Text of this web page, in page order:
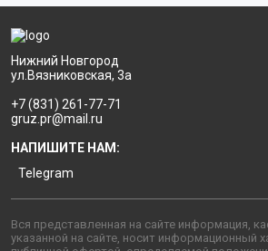
Нижний Новгород
ул.Вязниковская, 3а
+7 (831) 261-77-71
gruz.pr@mail.ru
НАПИШИТЕ НАМ:
Telegram
Вся представленная на сайте информация,
указанной на сайте, носит информационный